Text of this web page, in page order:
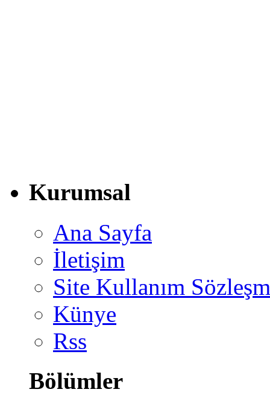
Kurumsal
Ana Sayfa
İletişim
Site Kullanım
Künye
Rss
Bölümler